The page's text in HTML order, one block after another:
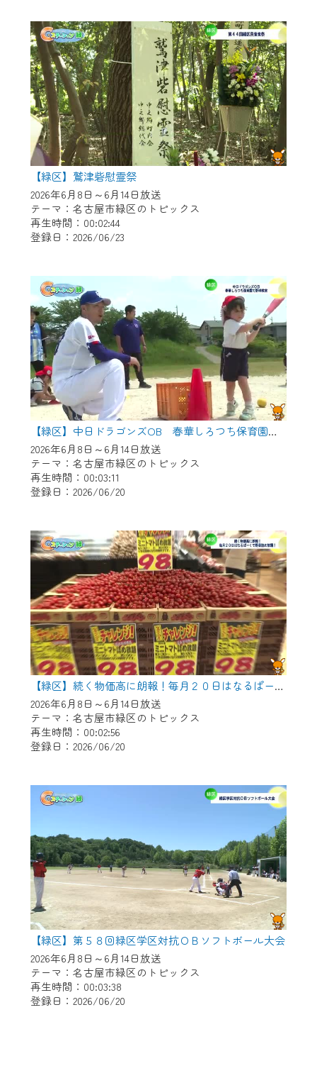
【緑区】鷲津砦慰霊祭
2026年6月8日～6月14日放送
テーマ：名古屋市緑区のトピックス
再生時間：00:02:44
登録日：2026/06/23
【緑区】中日ドラゴンズOB 春華しろつち保育園で野球教室
2026年6月8日～6月14日放送
テーマ：名古屋市緑区のトピックス
再生時間：00:03:11
登録日：2026/06/20
【緑区】続く物価高に朗報！毎月２０日はなるぱーくで野菜つめ放題！
2026年6月8日～6月14日放送
テーマ：名古屋市緑区のトピックス
再生時間：00:02:56
登録日：2026/06/20
【緑区】第５８回緑区学区対抗ＯＢソフトボール大会
2026年6月8日～6月14日放送
テーマ：名古屋市緑区のトピックス
再生時間：00:03:38
登録日：2026/06/20